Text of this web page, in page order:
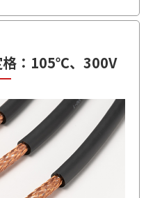
：105℃、300V